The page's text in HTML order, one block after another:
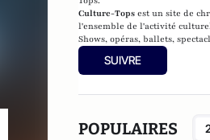
Culture-Tops est un site de
l'ensemble de l'activité
Shows, opéras, ballets,
livres, etc.).
SUIVRE
POPULAIRES